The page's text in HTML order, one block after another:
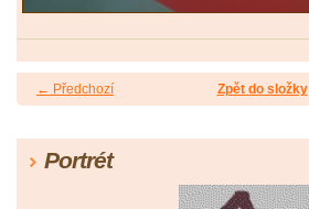
← Předchozí Zpět do složky
Portrét